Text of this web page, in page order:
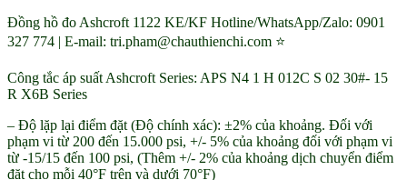
Đồng hồ đo Ashcroft 1122 KE/KF Hotline/WhatsApp/Zalo: 0901
327 774 | E-mail: tri.pham@chauthienchi.com ⭐
Công tắc áp suất Ashcroft Series: APS N4 1 H 012C S 02 30#- 15
R X6B Series
– Độ lặp lại điểm đặt (Độ chính xác): ±2% của khoảng. Đối với
phạm vi từ 200 đến 15.000 psi, +/- 5% của khoảng đối với phạm vi
từ -15/15 đến 100 psi, (Thêm +/- 2% của khoảng dịch chuyển điểm
đặt cho mỗi 40°F trên và dưới 70°F)